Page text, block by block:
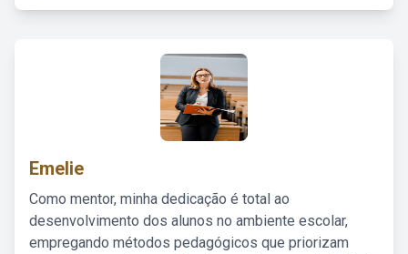
Emelie
Como mentor, minha dedicação é total ao
desenvolvimento dos alunos no ambiente escolar,
empregando métodos pedagógicos que priorizam